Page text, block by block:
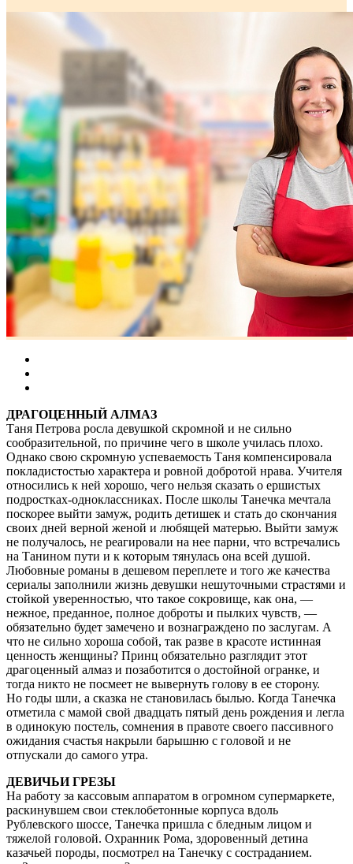
ДРАГОЦЕННЫЙ АЛМАЗ
Таня Петрова росла девушкой скромной и не сильно
сообразительной, по причине чего в школе училась плохо.
Однако свою скромную успеваемость Таня компенсировала
покладистостью характера и ровной добротой нрава. Учителя
относились к ней хорошо, чего нельзя сказать о ершистых
подростках-одноклассниках. После школы Танечка мечтала
поскорее выйти замуж, родить детишек и стать до скончания
своих дней верной женой и любящей матерью. Выйти замуж
не получалось, не реагировали на нее парни, что встречались
на Танином пути и к которым тянулась она всей душой.
Любовные романы в дешевом переплете и того же качества
сериалы заполнили жизнь девушки нешуточными страстями и
стойкой уверенностью, что такое сокровище, как она, —
нежное, преданное, полное доброты и пылких чувств, —
обязательно будет замечено и вознаграждено по заслугам. А
что не сильно хороша собой, так разве в красоте истинная
ценность женщины? Принц обязательно разглядит этот
драгоценный алмаз и позаботится о достойной огранке, и
тогда никто не посмеет не вывернуть голову в ее сторону.
Но годы шли, а сказка не становилась былью. Когда Танечка
отметила с мамой свой двадцать пятый день рождения и легла
в одинокую постель, сомнения в правоте своего пассивного
ожидания счастья накрыли барышню с головой и не
отпускали до самого утра.
ДЕВИЧЬИ ГРЕЗЫ
На работу за кассовым аппаратом в огромном супермаркете,
раскинувшем свои стеклобетонные корпуса вдоль
Рублевского шоссе, Танечка пришла с бледным лицом и
тяжелой головой. Охранник Рома, здоровенный детина
казачьей породы, посмотрел на Танечку с состраданием.